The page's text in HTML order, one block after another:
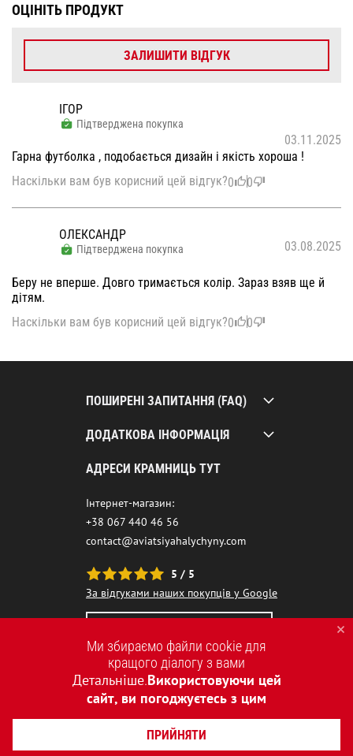
ОЦІНІТЬ ПРОДУКТ
ЗАЛИШИТИ ВІДГУК
ІГОР
Підтверджена покупка
03.11.2025
Гарна футболка , подобається дизайн і якість хороша !
Наскільки вам був корисний цей відгук?0 0
ОЛЕКСАНДР
Підтверджена покупка 03.08.2025
Беру не вперше. Довго тримається колір. Зараз взяв ще й
дітям.
Наскільки вам був корисний цей відгук?0 0
ПОШИРЕНІ ЗАПИТАННЯ (FAQ)
ДОДАТКОВА ІНФОРМАЦІЯ
АДРЕСИ КРАМНИЦЬ ТУТ
Інтернет-магазин:
+38 067 440 46 56
contact@aviatsiyahalychyny.com
5 / 5
За відгуками наших покупців у Google
2015-2026 © AVIATSIYA HALYCHYNY – УКРАЇНСЬКИЙ БРЕНД ОДЯГУ
Ми збираємо файли cookie для
кращого діалогу з вами
Детальніше.Використовуючи цей
сайт, ви погоджуєтесь з цим
ПРИЙНЯТИ